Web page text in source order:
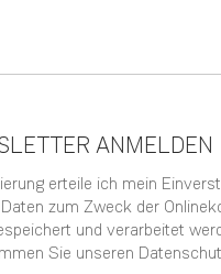
ANMELDEN
erteile ich mein
zum Zweck der
und verarbeitet
Sie unseren